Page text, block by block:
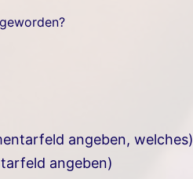
angeben, welches)
angeben)